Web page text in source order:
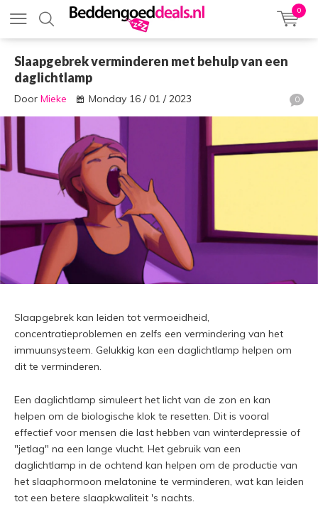
0
Slaapgebrek verminderen met behulp van een
daglichtlamp
Door Mieke Monday 16 / 01 / 2023 0
Slaapgebrek kan leiden tot vermoeidheid,
concentratieproblemen en zelfs een vermindering van het
immuunsysteem. Gelukkig kan een daglichtlamp helpen om
dit te verminderen.
Een daglichtlamp simuleert het licht van de zon en kan
helpen om de biologische klok te resetten. Dit is vooral
effectief voor mensen die last hebben van winterdepressie of
"jetlag" na een lange vlucht. Het gebruik van een
daglichtlamp in de ochtend kan helpen om de productie van
het slaaphormoon melatonine te verminderen, wat kan leiden
tot een betere slaapkwaliteit 's nachts.